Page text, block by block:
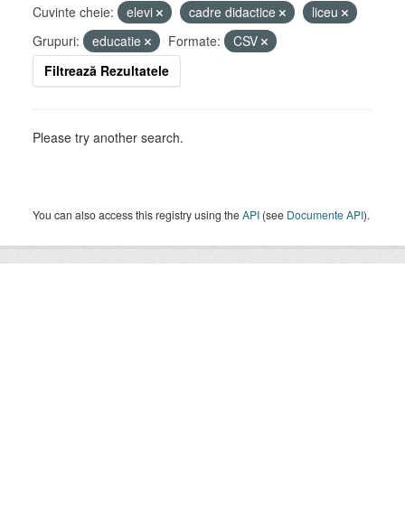
Cuvinte cheie: elevi cadre didactice
liceu
Grupuri:
educatie Formate:
CSV
Filtrează Rezultatele
Please try another search.
You can also access this registry using theAPI (see Documente API).